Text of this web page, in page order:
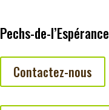
Pechs-de-l’Espérance
Contactez-nous